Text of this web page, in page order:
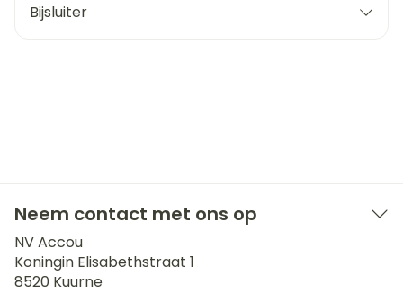
Bijsluiter
Neem contact met ons op
NV Accou
Koningin Elisabethstraat 1
8520 Kuurne